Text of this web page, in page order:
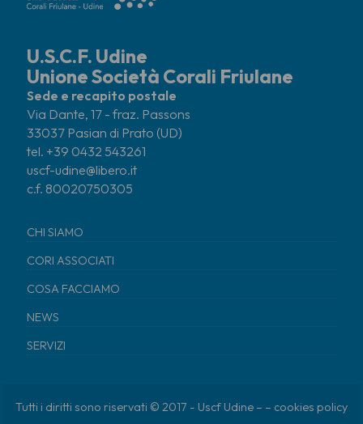
U.S.C.F. Udine
Unione Società Corali Friulane
Sede e recapito postale
Via Dante, 17 - fraz. Passons
33037 Pasian di Prato (UD)
tel. +39 0432 543261
uscf-udine@libero.it
c.f. 80020750305
CHI SIAMO
CORI ASSOCIATI
COSA FACCIAMO
NEWS
SERVIZI
Tutti i diritti sono riservati © 2017 - Uscf Udine – – cookies policy